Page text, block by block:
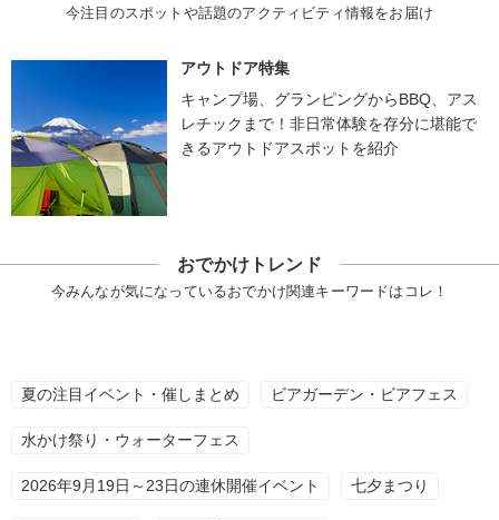
今注目のスポットや話題のアクティビティ情報をお届け
アウトドア特集
キャンプ場、グランピングからBBQ、アス
レチックまで！非日常体験を存分に堪能で
きるアウトドアスポットを紹介
おでかけトレンド
今みんなが気になっているおでかけ関連キーワードはコレ！
夏の注目イベント・催しまとめ ビアガーデン・ビアフェス
水かけ祭り・ウォーターフェス
2026年9月19日～23日の連休開催イベント 七夕まつり